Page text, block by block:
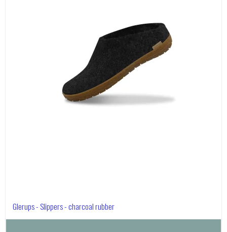
Glerups - Slippers - charcoal rubber